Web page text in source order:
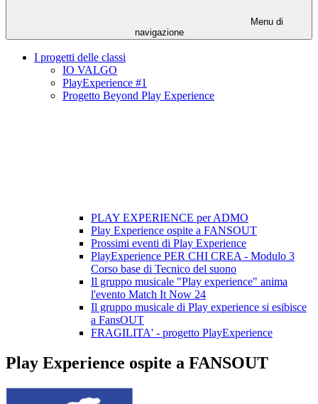
Menu di
navigazione
I progetti delle classi
IO VALGO
PlayExperience #1
Progetto Beyond Play Experience
PLAY EXPERIENCE per ADMO
Play Experience ospite a FANSOUT
Prossimi eventi di Play Experience
PlayExperience PER CHI CREA - Modulo 3
Corso base di Tecnico del suono
Il gruppo musicale "Play experience" anima
l'evento Match It Now 24
Il gruppo musicale di Play experience si esibisce
a FansOUT
FRAGILITA' - progetto PlayExperience
Play Experience ospite a FANSOUT